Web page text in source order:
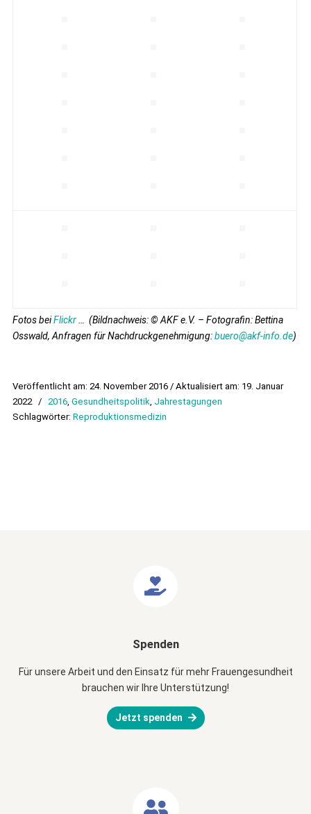
Fotos beiFlickr … (Bildnachweis: © AKF e.V. – Fotografin: Bettina
Osswald, Anfragen für Nachdruckgenehmigung:buero@akf-info.de)
Veröffentlicht am: 24. November 2016 / Aktualisiert am: 19. Januar
2022 / 2016, Gesundheitspolitik, Jahrestagungen
Schlagwörter: Reproduktionsmedizin
Spenden
Für unsere Arbeit und den Einsatz für mehr Frauengesundheit
brauchen wir Ihre Unterstützung!
Jetzt spenden